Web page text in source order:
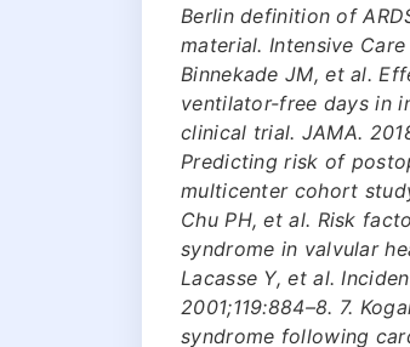
Berlin definition of
material. Intensive
Binnekade JM, et al.
ventilator-free days in
clinical trial. JAMA.
Predicting risk of
multicenter cohort
Chu PH, et al. Risk
syndrome in valvular
Lacasse Y, et al.
2001;119:884–8. 7.
syndrome following